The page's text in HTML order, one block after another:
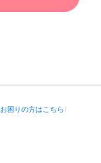
困りの方はこちら